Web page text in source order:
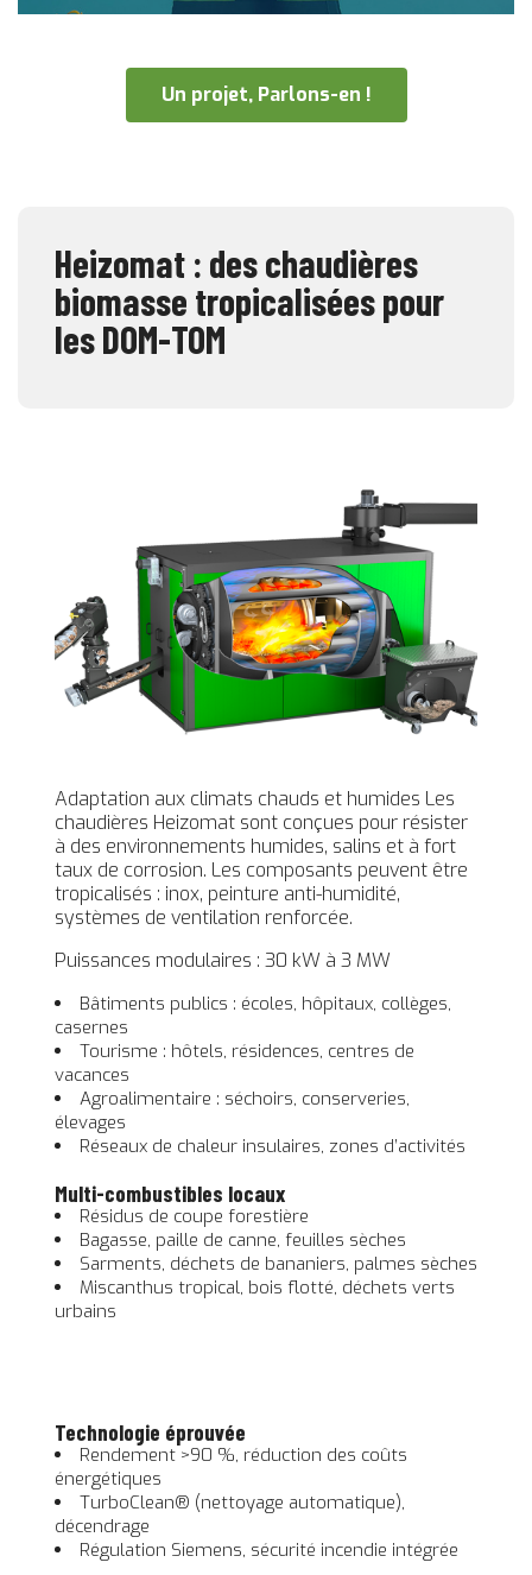
Un projet, Parlons-en !
Heizomat : des chaudières
biomasse tropicalisées pour
les DOM-TOM
Adaptation aux climats chauds et humides Les
chaudières Heizomat sont conçues pour résister
à des environnements humides, salins et à fort
taux de corrosion. Les composants peuvent être
tropicalisés : inox, peinture anti-humidité,
systèmes de ventilation renforcée.
Puissances modulaires : 30 kW à 3 MW
Bâtiments publics : écoles, hôpitaux, collèges,
casernes
Tourisme : hôtels, résidences, centres de
vacances
Agroalimentaire : séchoirs, conserveries,
élevages
Réseaux de chaleur insulaires, zones d’activités
Multi-combustibles locaux
Résidus de coupe forestière
Bagasse, paille de canne, feuilles sèches
Sarments, déchets de bananiers, palmes sèches
Miscanthus tropical, bois flotté, déchets verts
urbains
Technologie éprouvée
Rendement >90 %, réduction des coûts
énergétiques
TurboClean® (nettoyage automatique),
décendrage
Régulation Siemens, sécurité incendie intégrée